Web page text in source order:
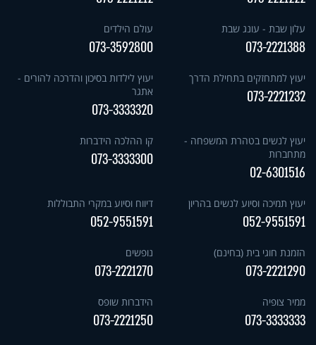
עלון שבת - עונג שבת
073-2221388
עולם הילדים
073-3592800
יעוץ למתחזקים בתחילת הדרך
073-2221232
יעוץ לילדות בסיכון והדרכה להורים -
אתגר
073-3333320
יעוץ לנשים בטהרת המשפחה -
מתחברות
02-6301516
קו ההלכה הידברות
073-3333300
יעוץ תמיכה וסיוע לנשים בהריון
052-9551591
דיווח וסיוע במקרי התבוללות
052-9551591
הזמנת חוגי בית (בחינם)
073-2221290
נופשים
073-2221270
ממיר צופיה
073-3333333
הידברות שופס
073-2221250